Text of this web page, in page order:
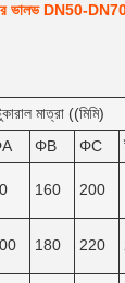
স্টার ভালভ DN50-
মাত্রা ((মিমি)
ΦB ΦC
160 200
180 220